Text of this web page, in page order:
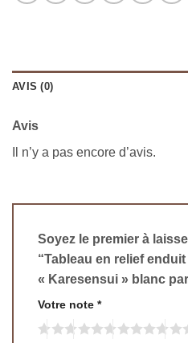
AVIS (0)
Avis
Il n’y a pas encore d’avis.
Soyez le premier à
“Tableau en relief
« Karesensui » blanc
Votre note *